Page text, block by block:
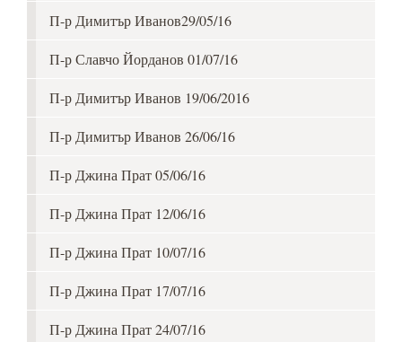
П-р Димитър Иванов29/05/16
П-р Славчо Йорданов 01/07/16
П-р Димитър Иванов 19/06/2016
П-р Димитър Иванов 26/06/16
П-р Джина Прат 05/06/16
П-р Джина Прат 12/06/16
П-р Джина Прат 10/07/16
П-р Джина Прат 17/07/16
П-р Джина Прат 24/07/16